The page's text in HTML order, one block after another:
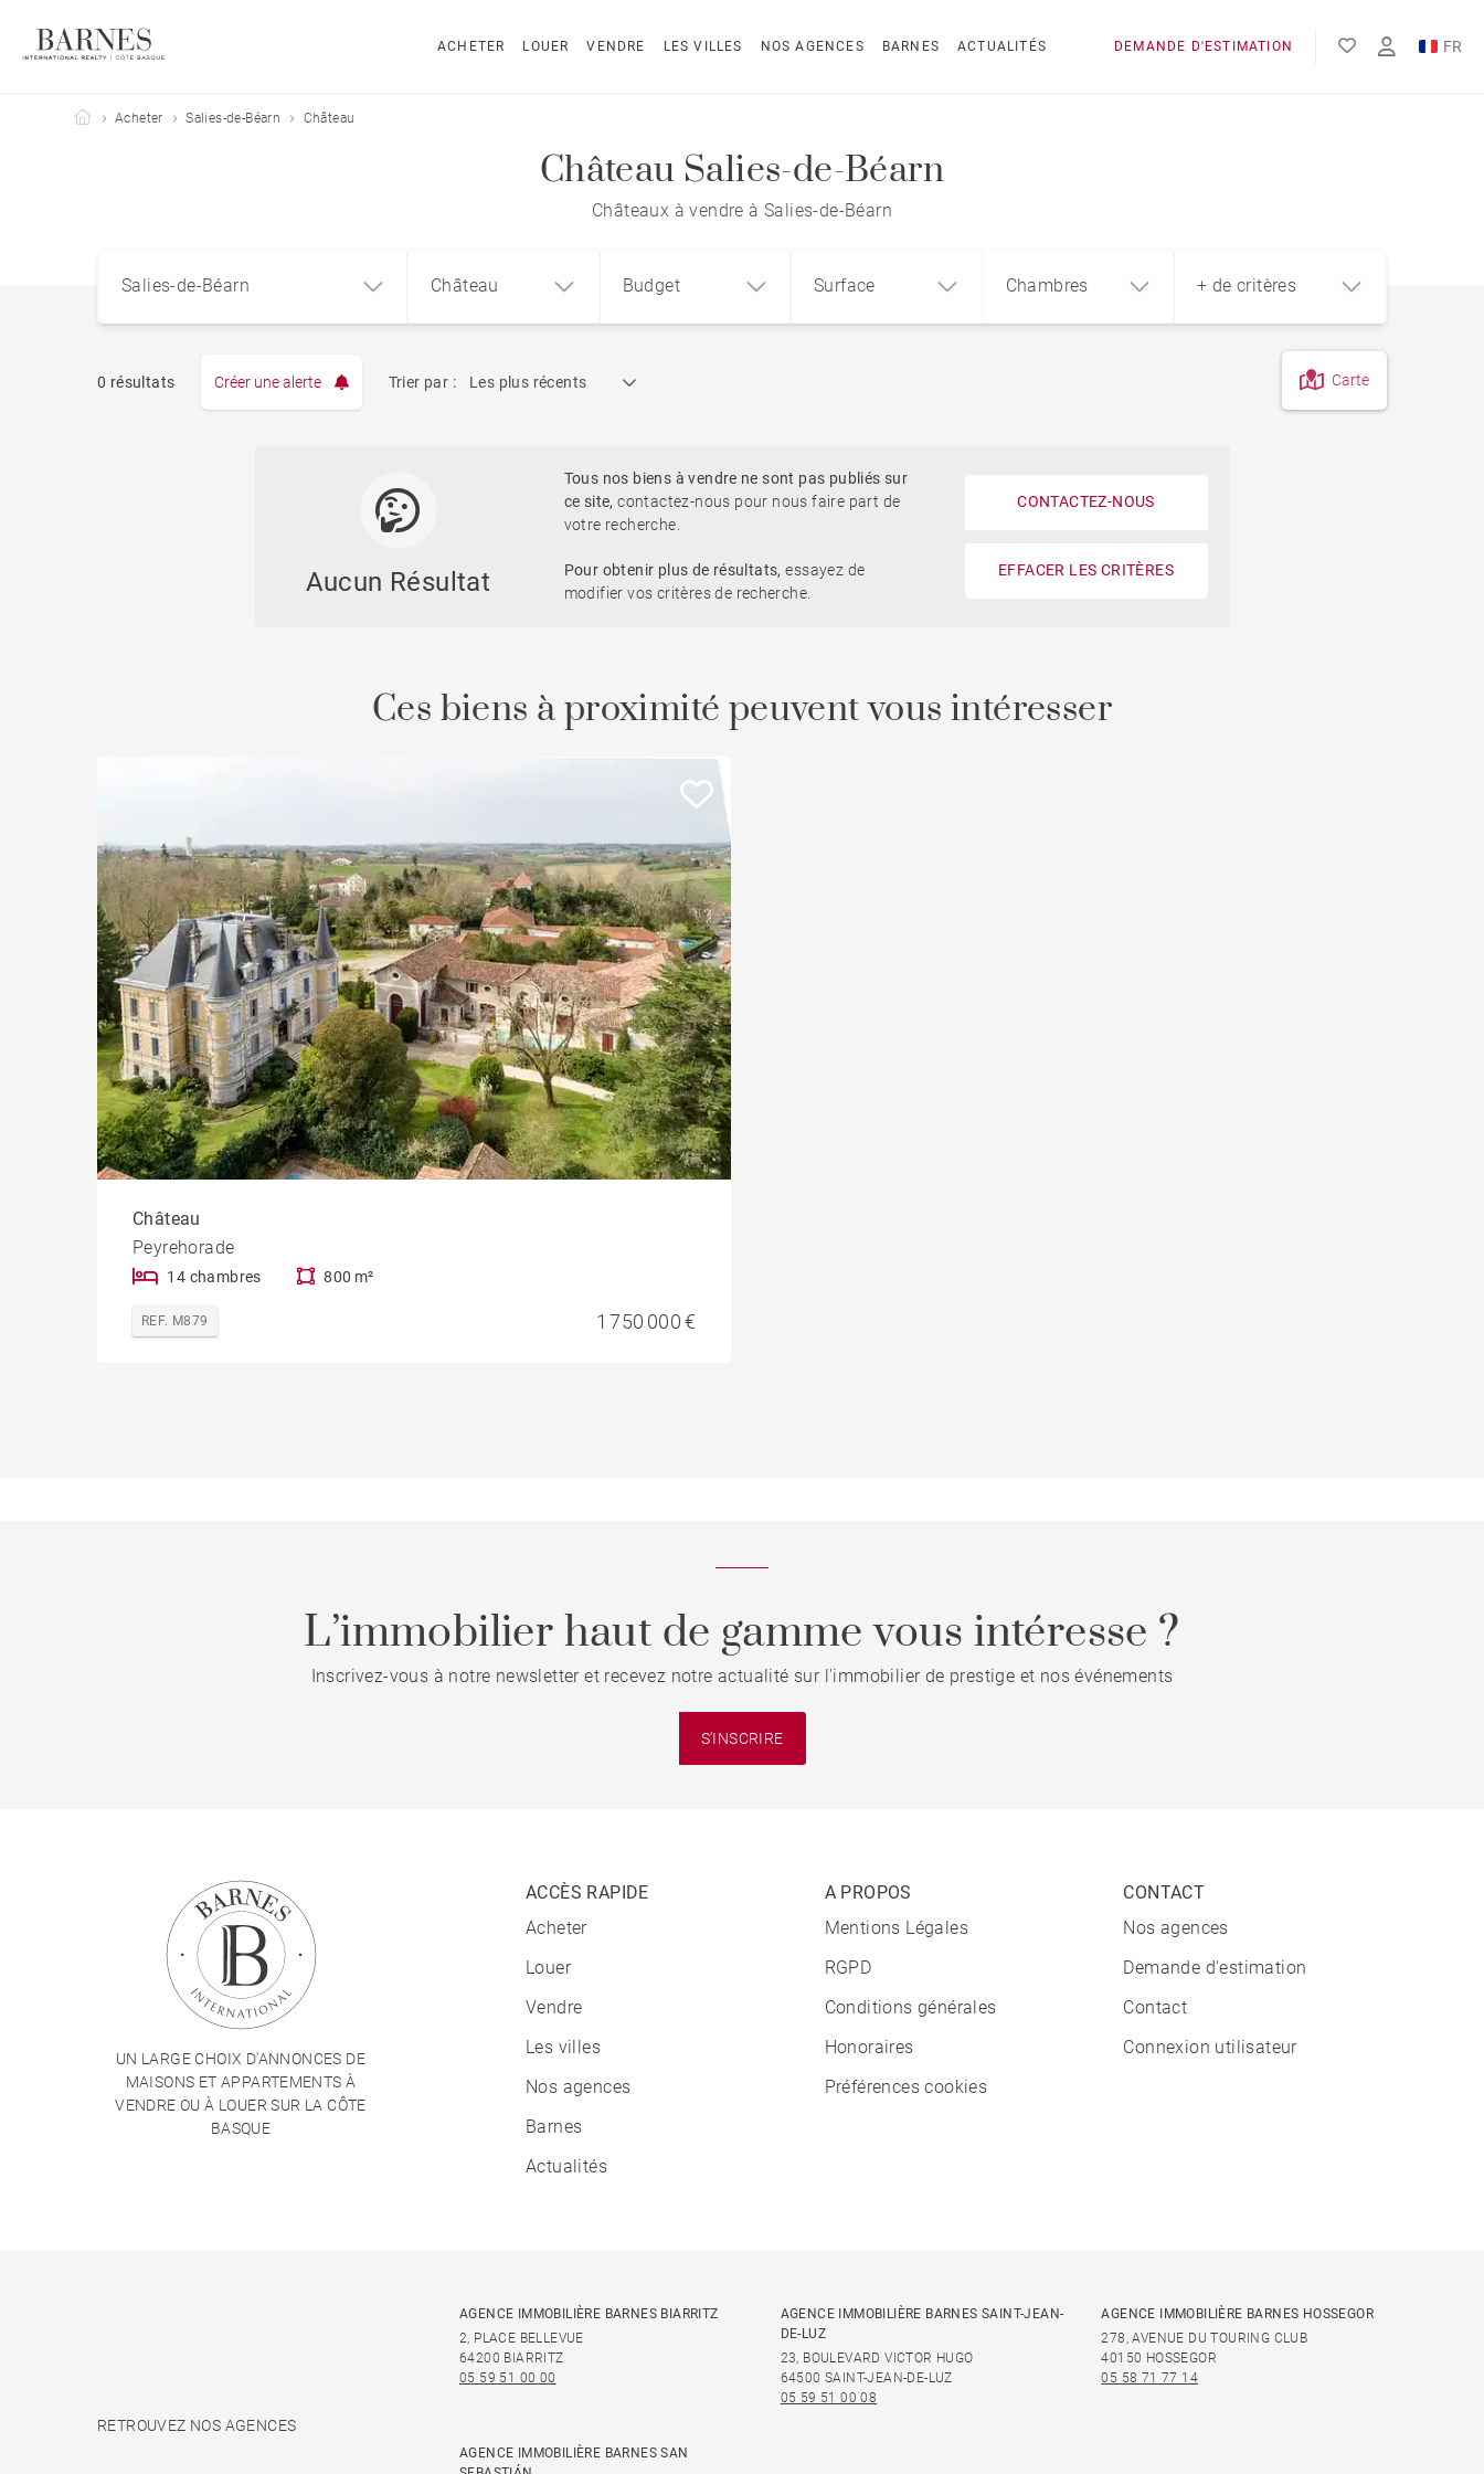
ACHETER LOUER VENDRE LES VILLES NOS AGENCES BARNES ACTUALITÉS DEMANDE D'ESTIMATION FR
EN
Barnes Côte Basque
Acheter Salies-de-Béarn Château
Château Salies-de-Béarn
Châteaux à vendre à Salies-de-Béarn
Salies-de-Béarn Château
Terrain
Château Programme
Bureau et
Propriété
Budget Surface Chambres + de critères
Vue mer
Piscine Style contemporain
À rénover Sur golf
0 résultats Créer une alerte Trier par : Les plus récents Carte
Aucun Résultat
Tous nos biens à vendre ne sont pas publiés sur
ce site,contactez-nous pour nous faire part de
votre recherche.
Pour obtenir plus de résultats,essayez de
modifier vos critères de recherche.
CONTACTEZ-NOUS
EFFACER LES CRITÈRES
Ces biens à proximité peuvent vous intéresser
Château
Peyrehorade
14 chambres 800 m²
REF. M879 1 750 000 €
L’immobilier haut de gamme vous intéresse ?
Inscrivez-vous à notre newsletter et recevez notre actualité sur l'immobilier de prestige et nos événements
S'INSCRIRE
UN LARGE CHOIX D'ANNONCES DE
MAISONS ET APPARTEMENTS À
VENDRE OU À LOUER SUR LA CÔTE
BASQUE
ACCÈS RAPIDE
Acheter
Louer
Vendre
Les villes
Nos agences
Barnes
Actualités
A PROPOS
Mentions Légales
RGPD
Conditions générales
Honoraires
Préférences cookies
CONTACT
Nos agences
Demande d'estimation
Contact
Connexion utilisateur
RETROUVEZ NOS AGENCES
AGENCE IMMOBILIÈRE BARNES BIARRITZ
2, PLACE BELLEVUE
64200 BIARRITZ
05 59 51 00 00
AGENCE IMMOBILIÈRE BARNES SAINT-JEAN-
DE-LUZ
23, BOULEVARD VICTOR HUGO
64500 SAINT-JEAN-DE-LUZ
05 59 51 00 08
AGENCE IMMOBILIÈRE BARNES HOSSEGOR
278, AVENUE DU TOURING CLUB
40150 HOSSEGOR
05 58 71 77 14
AGENCE IMMOBILIÈRE BARNES SAN